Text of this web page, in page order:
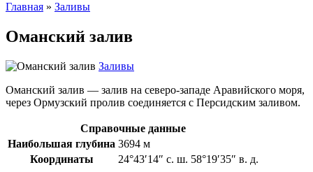
Главная » Заливы
Оманский залив
Заливы
Оманский залив — залив на северо-западе Аравийского моря,
через Ормузский пролив соединяется с Персидским заливом.
Справочные данные
Наибольшая глубина 3694 м
Координаты
24°43′14″ с. ш. 58°19′35″ в. д.